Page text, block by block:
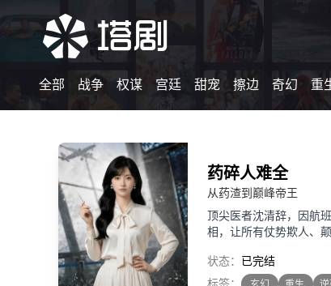
全部 战争 权谋 宫廷 甜宠 擦边 奇幻 重
药碎人难全
从药渣到巅峰帝王
顶尖医者沈清辞，因航
相，让所有仗势欺人、
状态： 已完结